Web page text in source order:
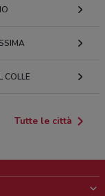
COLLE
Tutte le città